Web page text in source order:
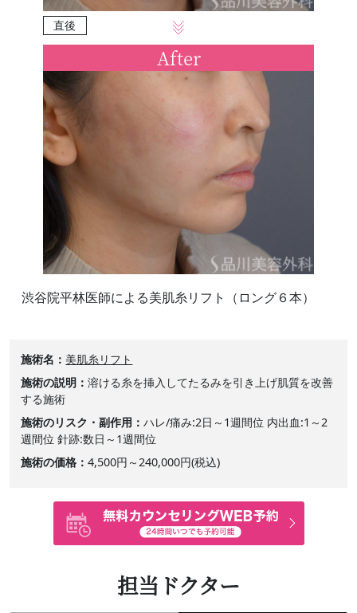
直後
After
渋谷院平林医師による美肌糸リフト（ロング６本）
施術名
美肌糸リフト
施術の説明
溶ける糸を挿入してたるみを引き上げ肌質を改善
する施術
施術のリスク・副作用
ハレ/痛み:2日～1週間位 内出血:1～2
週間位 針跡:数日～1週間位
施術の価格
4,500円～240,000円(税込)
担当ドクター